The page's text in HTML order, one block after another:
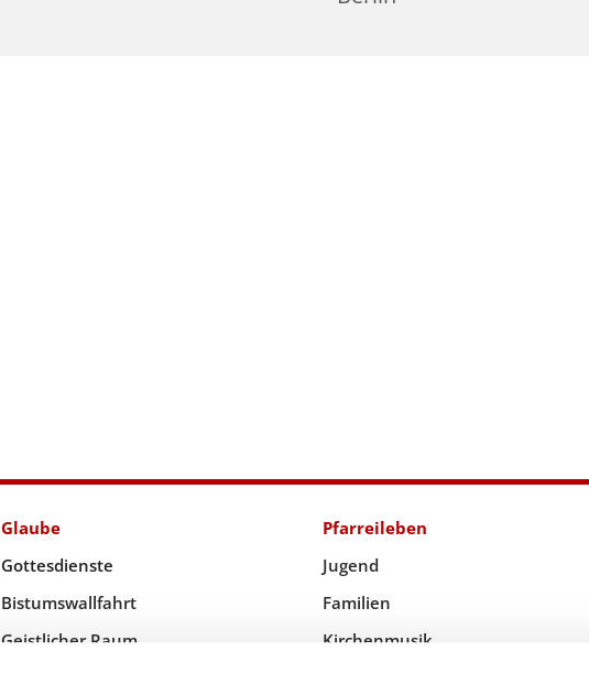
Glaube
Gottesdienste
Bistumswallfahrt
Geistlicher Raum
Pfarreileben
Jugend
Familien
Kirchenmusik